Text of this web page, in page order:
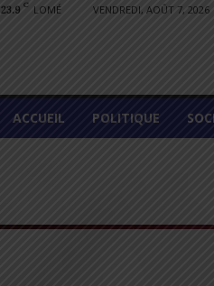
23.9 C LOMÉ VENDREDI, AOÛT 7, 2026
ACCUEIL POLITIQUE